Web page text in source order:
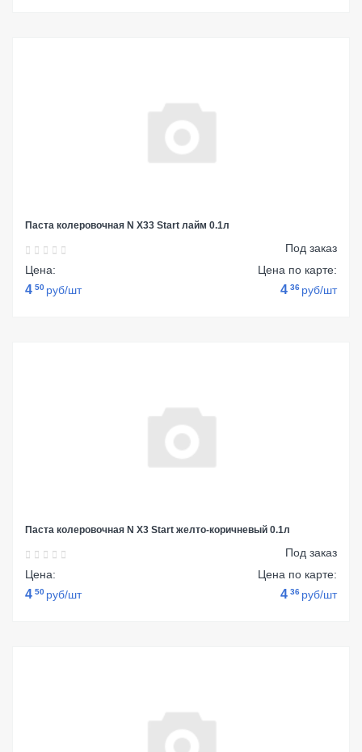
Паста колеровочная N Х33 Start лайм 0.1л
Под заказ
Цена:
4 50 руб/шт
Цена по карте:
4 36 руб/шт
Паста колеровочная N Х3 Start желто-коричневый 0.1л
Под заказ
Цена:
4 50 руб/шт
Цена по карте:
4 36 руб/шт